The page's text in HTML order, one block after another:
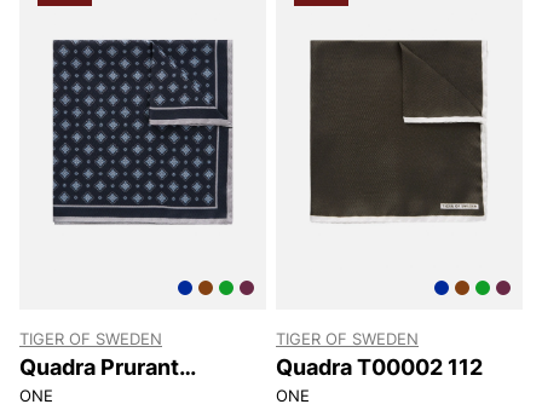
TIGER OF SWEDEN
Quadra Prurant
T00002 284
ONE
TIGER OF SWEDEN
Quadra T00002 112
ONE